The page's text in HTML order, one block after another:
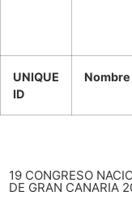
UNIQUE
ID
Nombre
19 CONGRESO
DE GRAN CANARIA